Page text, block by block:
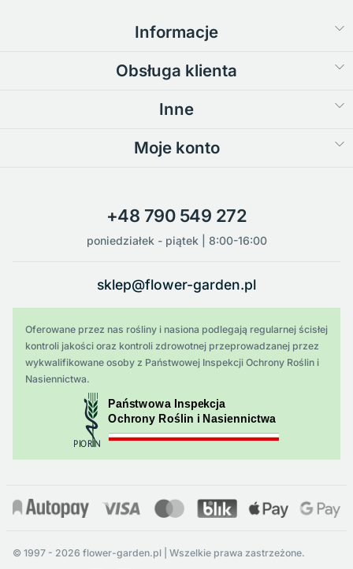
Informacje
Obsługa klienta
Inne
Moje konto
+48 790 549 272
poniedziałek - piątek | 8:00-16:00
sklep@flower-garden.pl
Oferowane przez nas rośliny i nasiona podlegają regularnej ścisłej
kontroli jakości oraz kontroli zdrowotnej przeprowadzanej przez
wykwalifikowane osoby z Państwowej Inspekcji Ochrony Roślin i
Nasiennictwa.
© 1997 - 2026 flower-garden.pl | Wszelkie prawa zastrzeżone.